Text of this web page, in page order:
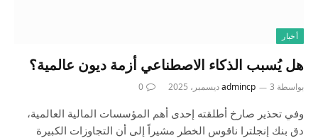
أخبار
هل يُسبب الذكاء الاصطناعي أزمة ديون عالمية؟
بواسطة admincp 3 ديسمبر، 2025 0
وفي تحذير صارخ أطلقته إحدى أهم المؤسسات المالية العالمية،
دق بنك إنجلترا ناقوس الخطر مشيراً إلى أن التجاوزات الكبيرة